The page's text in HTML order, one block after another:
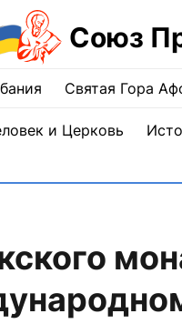
Союз
Святая Гора
и Церковь